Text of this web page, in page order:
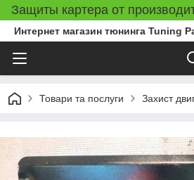
Защиты картера от
Интернет магазин тюнинга Tuning
Товари та послуги Захист